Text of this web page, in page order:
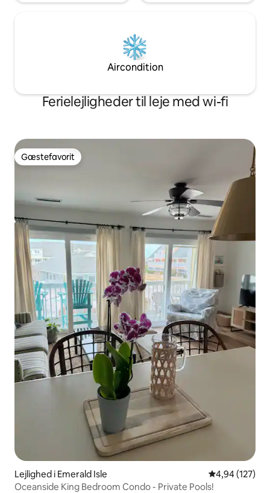
Aircondition
Ferielejligheder til leje med wi-fi
Gæstefavorit
Gæstefavorit
Lejlighed i Emerald Isle 4,94 ud af 5 i
4,94 (127)
Oceanside King Bedroom Condo - Private Pools!